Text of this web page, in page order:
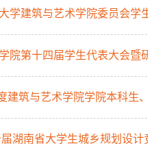
学建筑与艺术学院委员会学
院第十四届学生代表大会暨
建筑与艺术学院学院本科生
湖南省大学生城乡规划设